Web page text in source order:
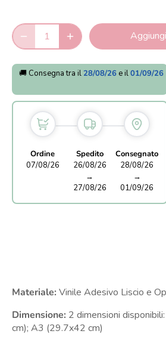
🚚 Consegna tra il 28/08/26 e il01/09/26
Ordine
07/08/26
Spedito
26/08/26
→
27/08/26
Consegnato
28/08/26
→
01/09/26
Materiale: Vinile Adesivo Liscio e
Dimensione: 2 dimensioni disponibili:
cm); A3 (29.7x42 cm)